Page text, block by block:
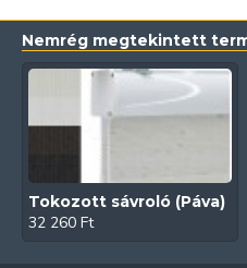
Nemrég megtekintett
Tokozott sávroló (Páva)
32 260 Ft